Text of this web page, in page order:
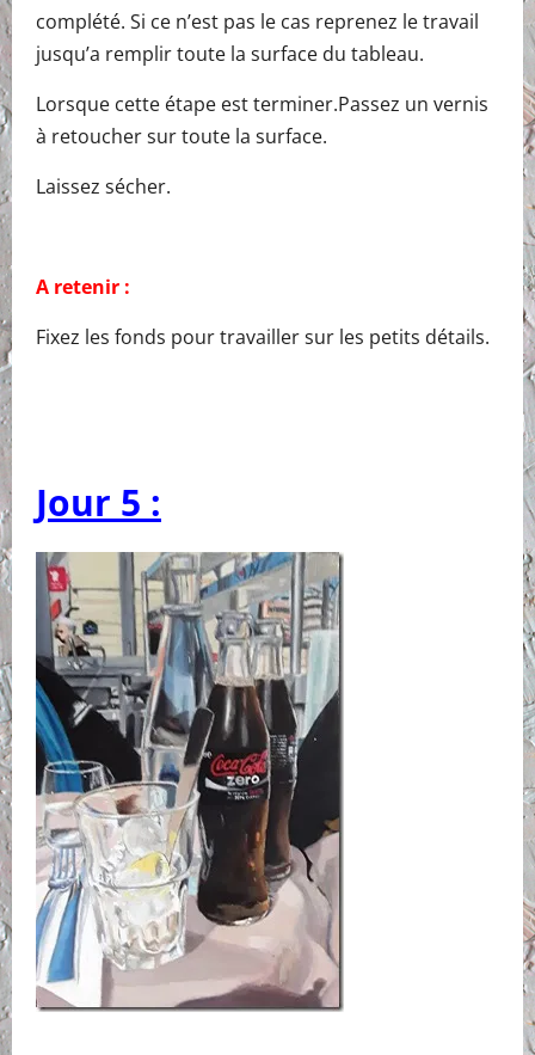
complété. Si ce n’est pas le cas reprenez le travail
jusqu’a remplir toute la surface du tableau.
Lorsque cette étape est terminer.Passez un vernis
à retoucher sur toute la surface.
Laissez sécher.
A retenir :
Fixez les fonds pour travailler sur les petits détails.
Jour 5 :